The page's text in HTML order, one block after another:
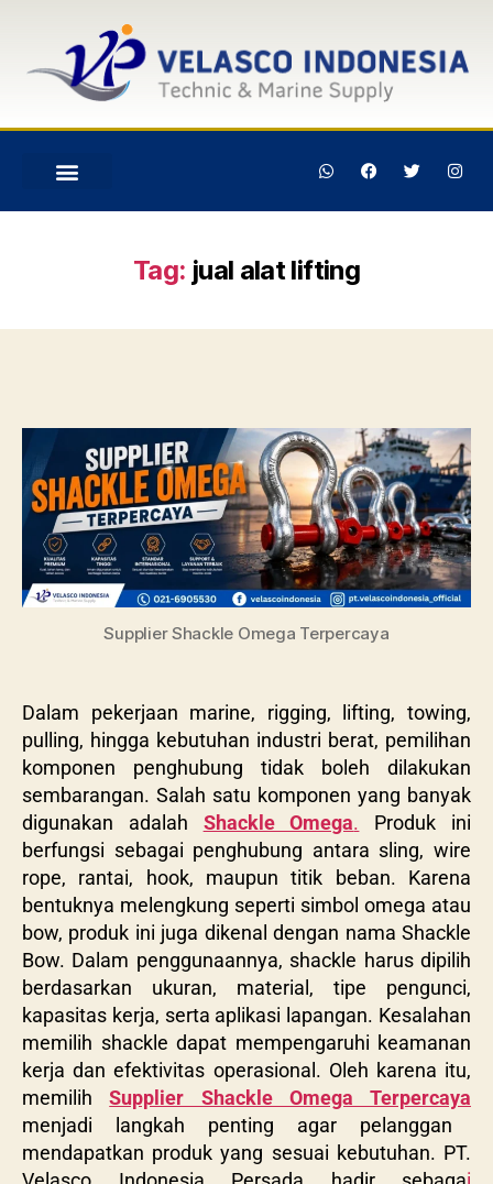
Tag: jual alat lifting
Supplier Shackle Omega Terpercaya
Dalam pekerjaan marine, rigging, lifting, towing,
pulling, hingga kebutuhan industri berat, pemilihan
komponen penghubung tidak boleh dilakukan
sembarangan. Salah satu komponen yang banyak
digunakan adalah Shackle Omega. Produk ini
berfungsi sebagai penghubung antara sling, wire
rope, rantai, hook, maupun titik beban. Karena
bentuknya melengkung seperti simbol omega atau
bow, produk ini juga dikenal dengan nama Shackle
Bow. Dalam penggunaannya, shackle harus dipilih
berdasarkan ukuran, material, tipe pengunci,
kapasitas kerja, serta aplikasi lapangan. Kesalahan
memilih shackle dapat mempengaruhi keamanan
kerja dan efektivitas operasional. Oleh karena itu,
memilihSupplier Shackle Omega Terpercaya
menjadi langkah penting agar pelanggan
mendapatkan produk yang sesuai kebutuhan. PT.